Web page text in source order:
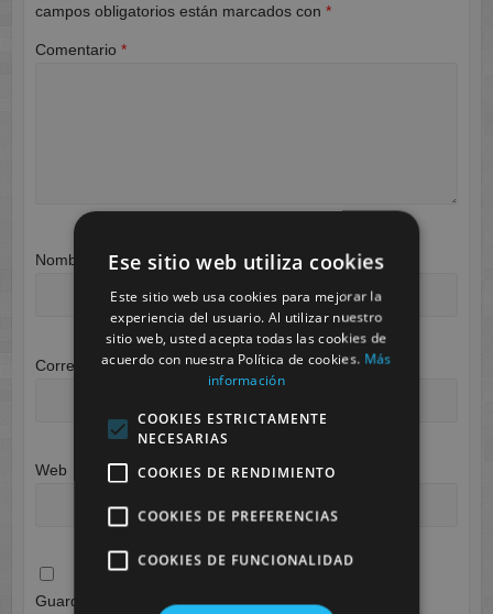
campos obligatorios están marcados con *
Comentario *
Nombre
Correo electrónico*
Web
Guarda mi nombre, correo electrónico y web en este
Ese sitio web utiliza cookies
Este sitio web usa cookies para mejorar la
experiencia del usuario. Al utilizar nuestro
sitio web, usted acepta todas las cookies de
acuerdo con nuestra Política de cookies. Más
información
COOKIES ESTRICTAMENTE
NECESARIAS
COOKIES DE RENDIMIENTO
COOKIES DE PREFERENCIAS
COOKIES DE FUNCIONALIDAD